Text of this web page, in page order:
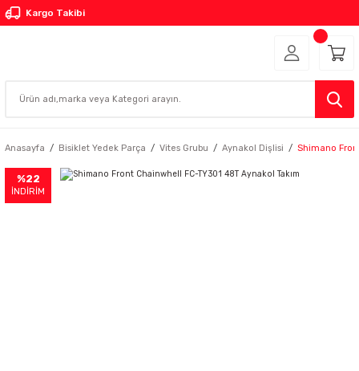
Kargo Takibi
Anasayfa Bisiklet Yedek Parça Vites Grubu Aynakol Dişlisi Shimano
%22
İNDİRİM